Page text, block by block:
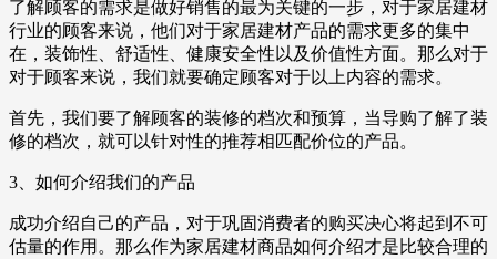
了解顾客的需求是做好销售的最为关键的一步，对于家居建材
行业的顾客来说，他们对于家居建材产品的需求更多的集中
在，装饰性、舒适性、健康安全性以及价值性方面。那么对于
对于顾客来说，我们就要确定顾客对于以上内容的需求。
首先，我们要了解顾客的装修的档次和预算，当导购了解了装
修的档次，就可以针对性的推荐相匹配价位的产品。
3、如何介绍我们的产品
成功介绍自己的产品，对于巩固消费者的购买决心将起到不可
估量的作用。那么作为家居建材商品如何介绍才是比较合理的